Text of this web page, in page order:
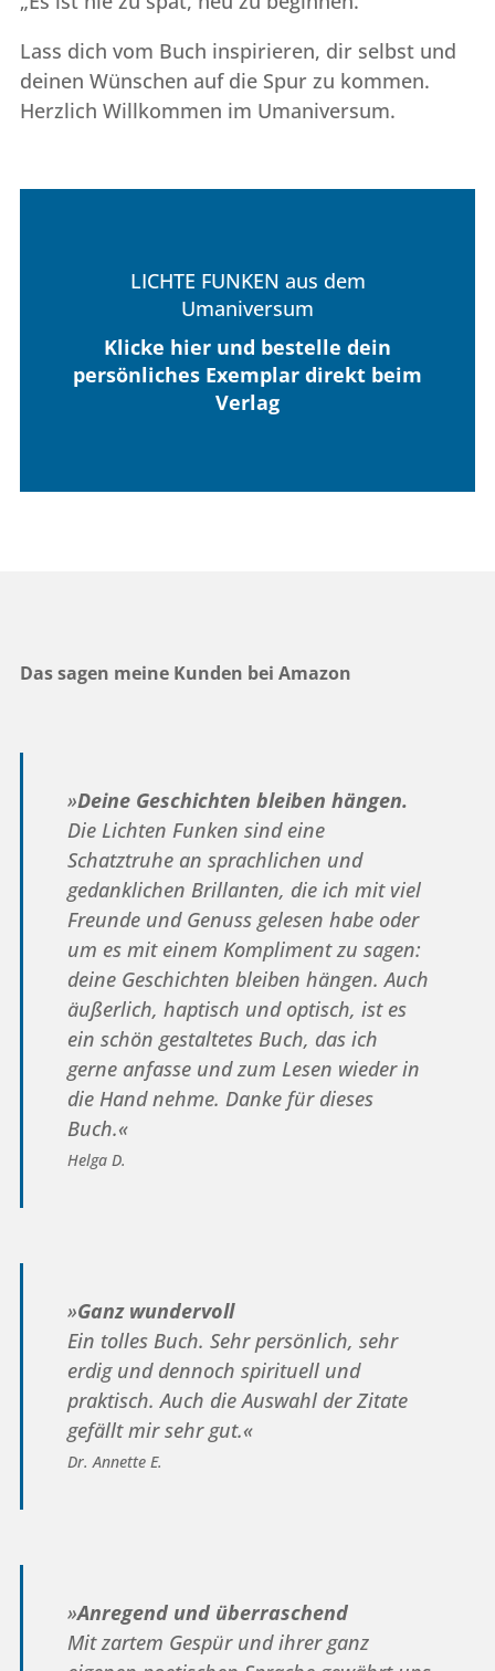
Lass dich vom Buch inspirieren, dir selbst und
deinen Wünschen auf die Spur zu kommen.
Herzlich Willkommen im Umaniversum.
LICHTE FUNKEN aus dem
Umaniversum
Klicke hier und bestelle dein
persönliches Exemplar direkt beim
Verlag
Das sagen meine Kunden bei Amazon
»Deine Geschichten bleiben hängen.
Die Lichten Funken sind eine
Schatztruhe an sprachlichen und
gedanklichen Brillanten, die ich mit viel
Freunde und Genuss gelesen habe oder
um es mit einem Kompliment zu sagen:
deine Geschichten bleiben hängen. Auch
äußerlich, haptisch und optisch, ist es
ein schön gestaltetes Buch, das ich
gerne anfasse und zum Lesen wieder in
die Hand nehme. Danke für dieses
Buch.«
Helga D.
»Ganz wundervoll
Ein tolles Buch. Sehr persönlich, sehr
erdig und dennoch spirituell und
praktisch. Auch die Auswahl der Zitate
gefällt mir sehr gut.«
Dr. Annette E.
»Anregend und überraschend
Mit zartem Gespür und ihrer ganz